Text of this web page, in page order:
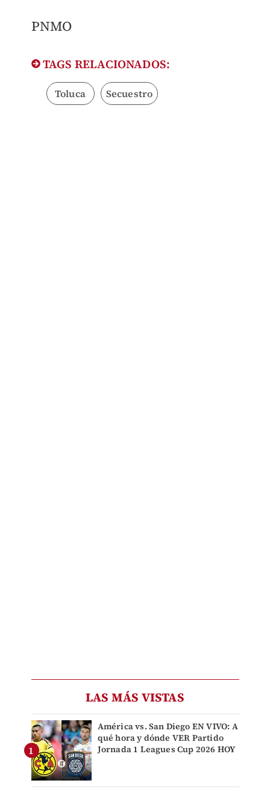
PNMO
TAGS RELACIONADOS:
Toluca Secuestro
LAS MÁS VISTAS
América vs. San Diego EN VIVO: A
qué hora y dónde VER Partido
Jornada 1 Leagues Cup 2026 HOY